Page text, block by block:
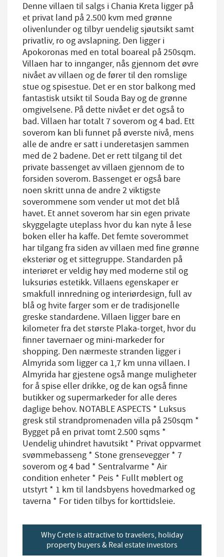
Denne villaen til salgs i Chania Kreta ligger på
et privat land på 2.500 kvm med grønne
olivenlunder og tilbyr uendelig sjøutsikt samt
privatliv, ro og avslapning. Den ligger i
Apokoronas med en total boareal på 250sqm.
Villaen har to innganger, nås gjennom det øvre
nivået av villaen og de fører til den romslige
stue og spisestue. Det er en stor balkong med
fantastisk utsikt til Souda Bay og de grønne
omgivelsene. På dette nivået er det også to
bad. Villaen har totalt 7 soverom og 4 bad. Ett
soverom kan bli funnet på øverste nivå, mens
alle de andre er satt i underetasjen sammen
med de 2 badene. Det er rett tilgang til det
private bassenget av villaen gjennom de to
forsiden soverom. Bassenget er også bare
noen skritt unna de andre 2 viktigste
soverommene som vender ut mot det blå
havet. Et annet soverom har sin egen private
skyggelagte uteplass hvor du kan nyte å lese
boken eller ha kaffe. Det femte soverommet
har tilgang fra siden av villaen med fine grønne
eksteriør og et sittegruppe. Standarden på
interiøret er veldig høy med moderne stil og
luksuriøs estetikk. Villaens egenskaper er
smakfull innredning og interiørdesign, full av
blå og hvite farger som er de tradisjonelle
greske standardene. Villaen ligger bare en
kilometer fra det største Plaka-torget, hvor du
finner tavernaer og mini-markeder for
shopping. Den nærmeste stranden ligger i
Almyrida som ligger ca 1,7 km unna villaen. I
Almyrida har gjestene også mange muligheter
for å spise eller drikke, og de kan også finne
butikker og supermarkeder for alle deres
daglige behov. NOTABLE ASPECTS * Luksus
gresk stil strandpromenaden villa på 250sqm *
Bygget på en privat tomt 2.500 sqms *
Uendelig uhindret havutsikt * Privat oppvarmet
svømmebasseng * Stone grensevegger * 7
soverom og 4 bad * Sentralvarme * Air
condition enheter * Peis * Fullt møblert og
utstyrt * 1 km til landsbyens hovedmarked og
taverna * For tiden tilbys for korttidsleie.
Why Crete is attractive to travelers, holiday
property buyers & Real estate investors